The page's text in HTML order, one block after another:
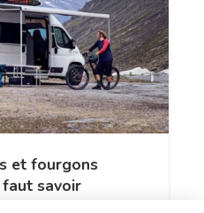
et fourgons
faut savoir